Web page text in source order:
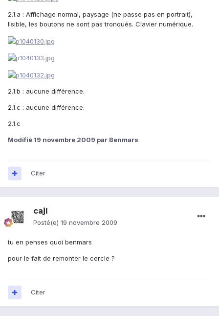
2.1.a : Affichage normal, paysage (ne passe pas en portrait),
lisible, les boutons ne sont pas tronqués. Clavier numérique.
2.1.b : aucune différence.
2.1.c : aucune différence.
2.1.c
Modifié 19 novembre 2009 par Benmars
Citer
cajl
Posté(e) 19 novembre 2009
tu en penses quoi benmars
pour le fait de remonter le cercle ?
Citer